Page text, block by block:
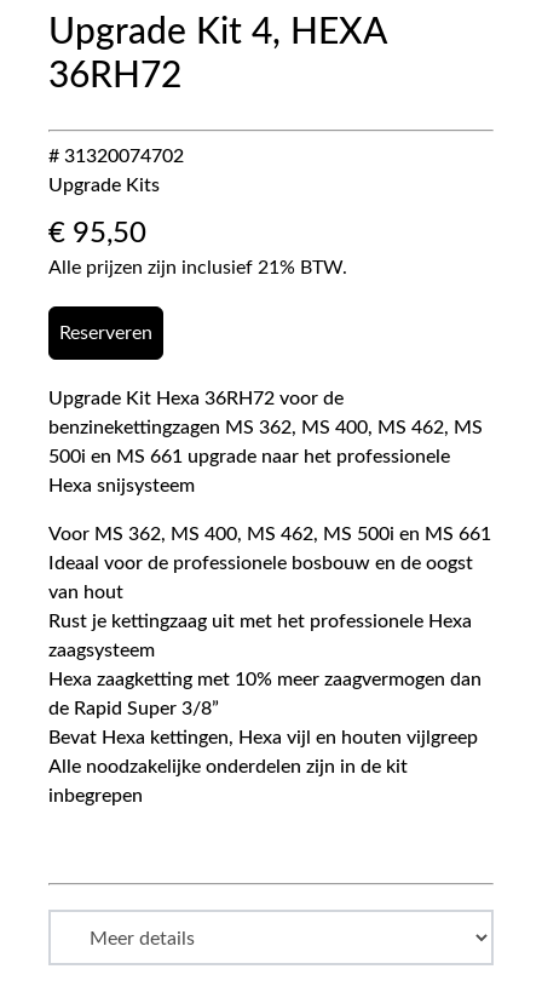
Upgrade Kit 4, HEXA
36RH72
# 31320074702
Upgrade Kits
€ 95,50
Alle prijzen zijn inclusief 21% BTW.
Reserveren
Upgrade Kit Hexa 36RH72 voor de
benzinekettingzagen MS 362, MS 400, MS 462, MS
500i en MS 661 upgrade naar het professionele
Hexa snijsysteem
Voor MS 362, MS 400, MS 462, MS 500i en MS 661
Ideaal voor de professionele bosbouw en de oogst
van hout
Rust je kettingzaag uit met het professionele Hexa
zaagsysteem
Hexa zaagketting met 10% meer zaagvermogen dan
de Rapid Super 3/8”
Bevat Hexa kettingen, Hexa vijl en houten vijlgreep
Alle noodzakelijke onderdelen zijn in de kit
inbegrepen